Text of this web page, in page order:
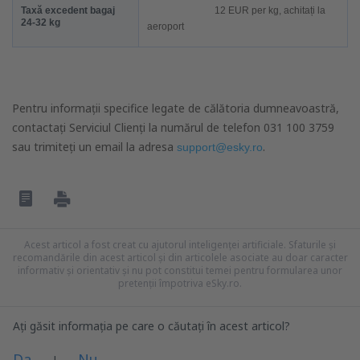
Taxă excedent bagaj
24-32 kg
12 EUR per kg, achitați la
aeroport
Pentru informații specifice legate de călătoria dumneavoastră,
contactați Serviciul Clienți la numărul de telefon 031 100 3759
sau trimiteți un email la adresa support@esky.ro.
Acest articol a fost creat cu ajutorul inteligenței artificiale. Sfaturile și
recomandările din acest articol și din articolele asociate au doar caracter
informativ și orientativ și nu pot constitui temei pentru formularea unor
pretenții împotriva eSky.ro.
Ați găsit informația pe care o căutați în acest articol?